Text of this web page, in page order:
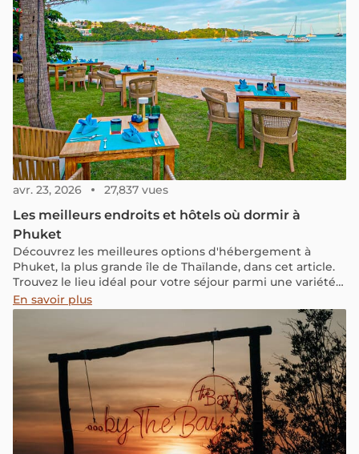
avr. 23, 2026 27,837 vues
Les meilleurs endroits et hôtels où dormir à
Phuket
Découvrez les meilleures options d'hébergement à
Phuket, la plus grande île de Thaïlande, dans cet article.
Trouvez le lieu idéal pour votre séjour parmi une variété
de régions et d'hôtels adaptés à tous les voyageurs.
En savoir plus